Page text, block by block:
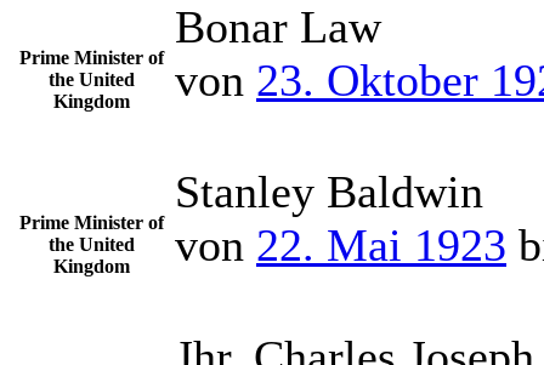
Prime Minister of
the United
Kingdom
Bonar Law
von 23. Oktober
Prime Minister of
the United
Kingdom
Stanley Baldwin
von 22. Mai 1923